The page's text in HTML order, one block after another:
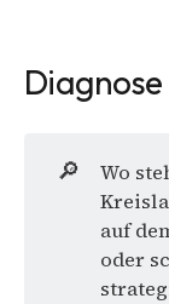
Diagnose
🔎
Wo
auf
oder